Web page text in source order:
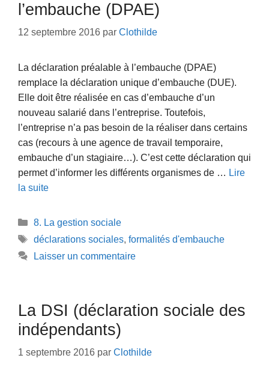
l’embauche (DPAE)
12 septembre 2016 par Clothilde
La déclaration préalable à l’embauche (DPAE)
remplace la déclaration unique d’embauche (DUE).
Elle doit être réalisée en cas d’embauche d’un
nouveau salarié dans l’entreprise. Toutefois,
l’entreprise n’a pas besoin de la réaliser dans certains
cas (recours à une agence de travail temporaire,
embauche d’un stagiaire…). C’est cette déclaration qui
permet d’informer les différents organismes de … Lire
la suite
Catégories
8. La gestion sociale
Étiquettes
déclarations sociales, formalités d'embauche
Laisser un commentaire
La DSI (déclaration sociale des
indépendants)
1 septembre 2016 par Clothilde